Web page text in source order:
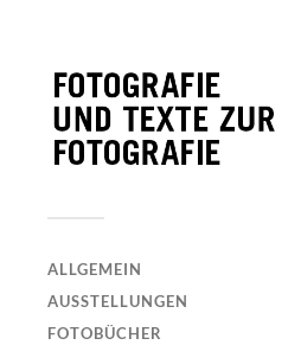
ALLGEMEIN
AUSSTELLUNGEN
FOTOBÜCHER